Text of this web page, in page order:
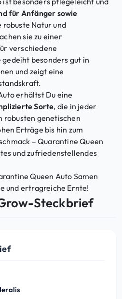
für Anfänger sowie
robuste Natur und
sie zu einer
verschiedene
gedeiht besonders gut in
und zeigt eine
erhältst Du eine
Sorte, die in jeder
robusten genetischen
Erträge bis hin zum
– Quarantine Queen
und zufriedenstellendes
Queen Auto Samen
und ertragreiche Ernte!
Steckbrief